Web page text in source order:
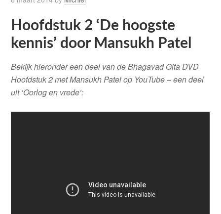
Hoofdstuk 2 ‘De hoogste
kennis’ door Mansukh Patel
Bekijk hieronder een deel van de Bhagavad Gita DVD
Hoofdstuk 2 met Mansukh Patel op YouTube – een deel
uit ‘Oorlog en vrede’: